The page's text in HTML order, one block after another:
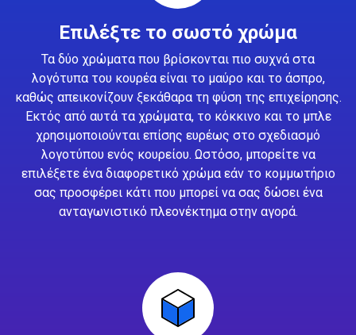
Επιλέξτε το σωστό χρώμα
Τα δύο χρώματα που βρίσκονται πιο συχνά στα
λογότυπα του κουρέα είναι το μαύρο και το άσπρο,
καθώς απεικονίζουν ξεκάθαρα τη φύση της επιχείρησης.
Εκτός από αυτά τα χρώματα, το κόκκινο και το μπλε
χρησιμοποιούνται επίσης ευρέως στο σχεδιασμό
λογοτύπου ενός κουρείου. Ωστόσο, μπορείτε να
επιλέξετε ένα διαφορετικό χρώμα εάν το κομμωτήριο
σας προσφέρει κάτι που μπορεί να σας δώσει ένα
ανταγωνιστικό πλεονέκτημα στην αγορά.